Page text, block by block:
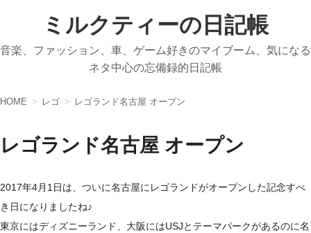
ミルクティーの日記帳
音楽、ファッション、車、ゲーム好きのマイブーム、気になる
ネタ中心の忘備録的日記帳
HOME レゴ レゴランド名古屋 オープン
レゴランド名古屋 オープン
2017年4月1日は、ついに名古屋にレゴランドがオープンした記念すべ
き日になりましたね♪
東京にはディズニーランド、大阪にはUSJとテーマパークがあるのに名